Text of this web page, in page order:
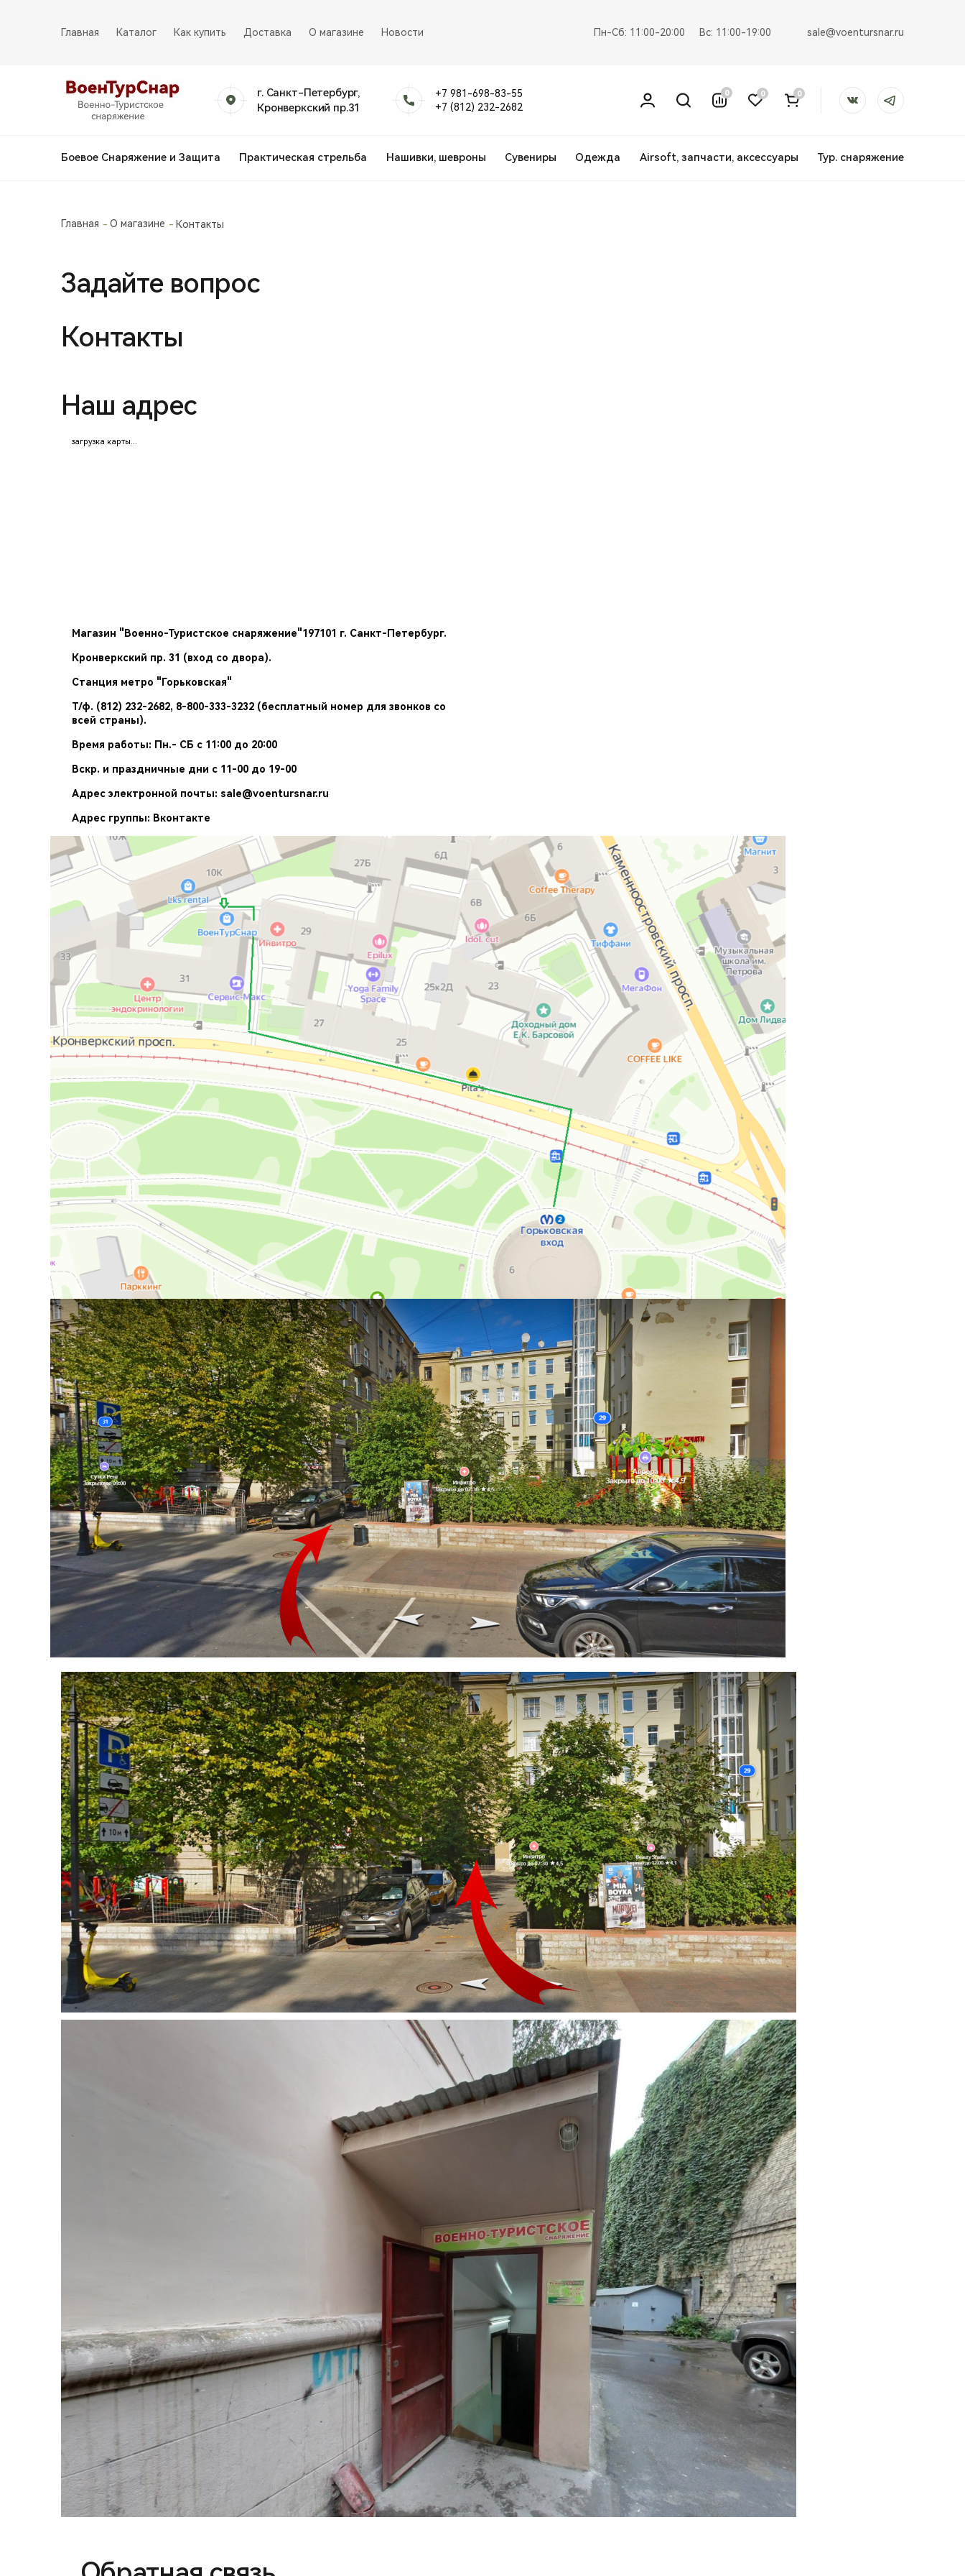
Главная Каталог Как купить Доставка О магазине Новости Пн-Сб: 11:00-20:00 Вс: 11:00-19:00 sale@voentursnar.ru
г. Санкт-Петербург,
Кронверкский пр.31
+7 981-698-83-55
+7 (812) 232-2682
0 0 0
Боевое Снаряжение и Защита Практическая стрельба Нашивки, шевроны Сувениры Одежда Airsoft, запчасти, аксессуары Тур. снаряжение
Главная О магазине Контакты
Задайте вопрос
Контакты
Наш адрес
загрузка карты...
Магазин "Военно-Туристское снаряжение"197101 г. Санкт-Петербург.
Кронверкский пр. 31 (вход со двора).
Станция метро "Горьковская"
Т/ф. (812) 232-2682, 8-800-333-3232 (бесплатный номер для звонков со
всей страны).
Время работы: Пн.- СБ с 11:00 до 20:00
Вскр. и праздничные дни с 11-00 до 19-00
Адрес электронной почты: sale@voentursnar.ru
Адрес группы: Вконтакте